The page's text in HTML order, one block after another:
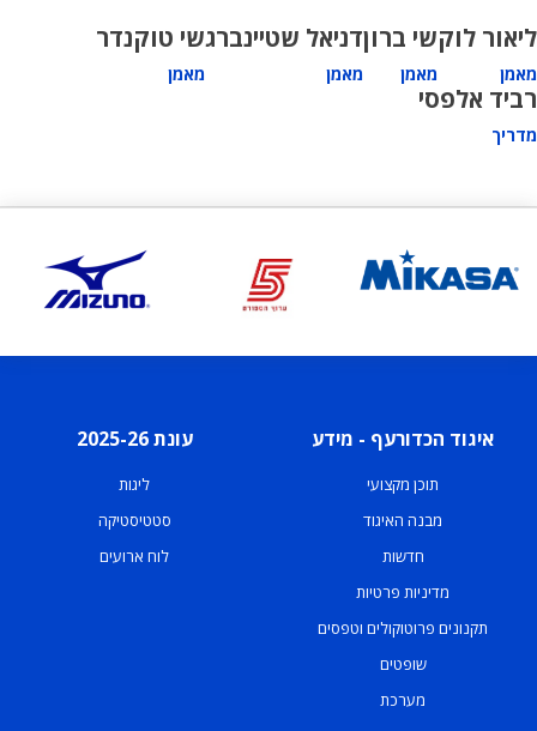
ליאור לוק
מאמן
שי ברון
מאמן
דניאל שטיינברג
מאמן
שי טוקנדר
מאמן
רביד אלפסי
מדריך
איגוד הכדורעף - מידע
תוכן מקצועי
מבנה האיגוד
חדשות
מדיניות פרטיות
תקנונים פרוטוקולים וטפסים
שופטים
מערכת
עונת 2025-26
ליגות
סטטיסטיקה
לוח ארועים